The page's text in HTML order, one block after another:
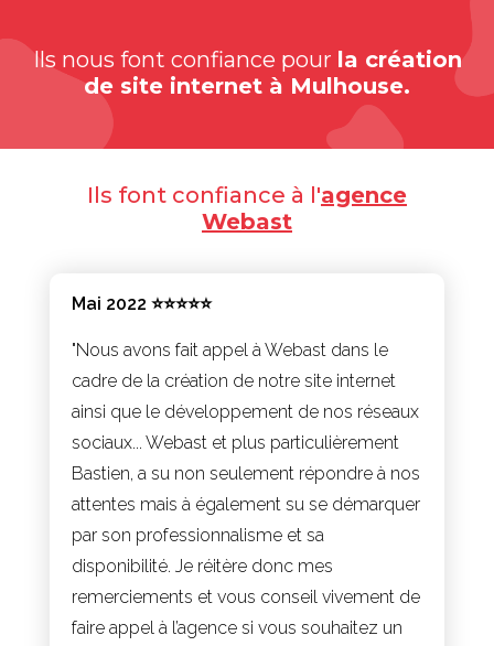
Ils nous font confiance pour la création
de site internet à Mulhouse.
Ils font confiance à l'agence
Webast
Mai 2022 ⭐⭐⭐⭐⭐
"Nous avons fait appel à Webast dans le
cadre de la création de notre site internet
ainsi que le développement de nos réseaux
sociaux... Webast et plus particulièrement
Bastien, a su non seulement répondre à nos
attentes mais à également su se démarquer
par son professionnalisme et sa
disponibilité. Je réitère donc mes
remerciements et vous conseil vivement de
faire appel à l’agence si vous souhaitez un